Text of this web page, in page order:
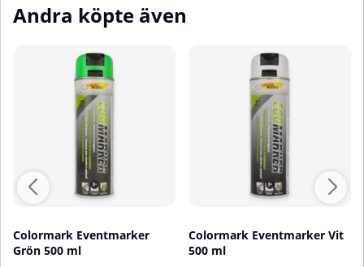
Andra köpte även
Colormark Eventmarker
Grön 500 ml
Colormark Eventmarker Vit
500 ml